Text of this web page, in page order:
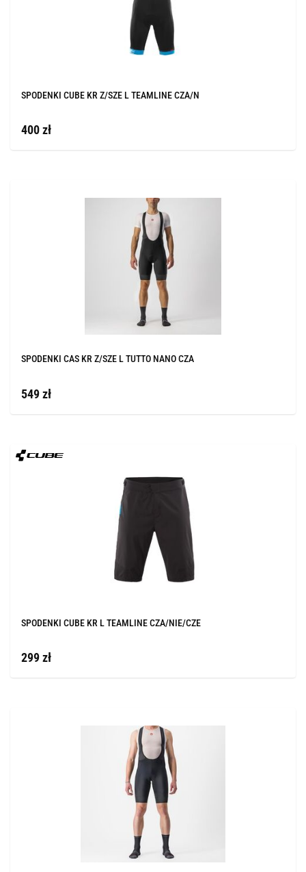
SPODENKI CUBE KR Z/SZE L TEAMLINE CZA/N
400 zł
SPODENKI CAS KR Z/SZE L TUTTO NANO CZA
549 zł
SPODENKI CUBE KR L TEAMLINE CZA/NIE/CZE
299 zł